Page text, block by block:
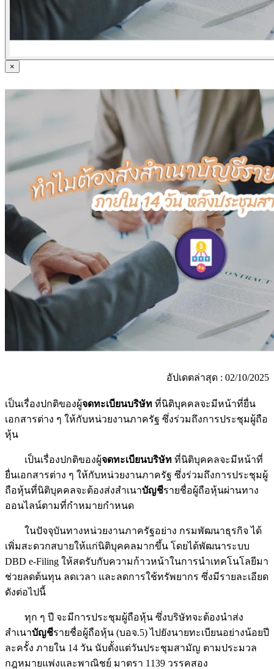
ข่าวสัมมนา
ข่าวไอที
ติดต่อเรา
×
อัปเดตล่าสุด : 02/10/2025
เป็นเรื่องปกติของผู้จดทะเบียนบริษัท ที่นิติบุคคลจะมีหน้าที่ยื่น
เอกสารต่าง ๆ ให้กับหน่วยงานภาครัฐ ซึ่งร่วมถึงการประชุมผู้ถือ
หุ้น
เป็นเรื่องปกติของผู้จดทะเบียนบริษัท ที่นิติบุคคลจะมีหน้าที่
ยื่นเอกสารต่าง ๆ ให้กับหน่วยงานภาครัฐ ซึ่งร่วมถึงการประชุมผู้
ถือหุ้นที่นิติบุคคลจะต้องส่งสำเนาบัญชีรายชื่อผู้ถือหุ้นผ่านทาง
ออนไลน์ตามที่กำหมายกำหนด
ในปัจจุบันทางหน่วยงานภาครัฐอย่าง กรมพัฒนาธุรกิจ ได้
เพิ่มสะดวกสบายให้แก่นิติบุคคลมากขึ้น โดยได้พัฒนาระบบ
DBD e-Filing ให้สดรับกับความก้าวหน้าในการนำเทคโนโลยีมา
ช่วยลดต้นทุน ลดเวลา และลดการใช้ทรัพยากร ซึ่งมีรายละเอียด
ดังต่อไปนี้
ทุก ๆ ปี จะมีการประชุมผู้ถือหุ้น ซึ่งบริษัทจะต้องนำส่ง
สำเนาบัญชีรายชื่อผู้ถือหุ้น (บอจ.5) ไปยังนายทะเบียนอย่างน้อยปี
ละครั้ง ภายใน 14 วัน นับตั้งแต่วันประชุมสามัญ ตามประมวล
กฎหมายแพ่งและพาณิชย์ มาตรา 1139 วรรคสอง